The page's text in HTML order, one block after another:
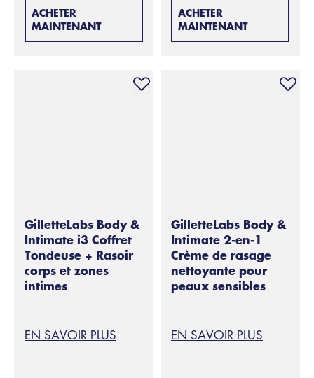
ACHETER
MAINTENANT
ACHETER
MAINTENANT
GilletteLabs Body &
Intimate i3 Coffret
Tondeuse + Rasoir
corps et zones
intimes
EN SAVOIR PLUS
GilletteLabs Body &
Intimate 2-en-1
Crème de rasage
nettoyante pour
peaux sensibles
EN SAVOIR PLUS